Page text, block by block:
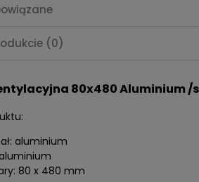
Cena nie zawiera ewentualnych
(0)
80x480 Aluminium /
aluminium
80 x 480 mm